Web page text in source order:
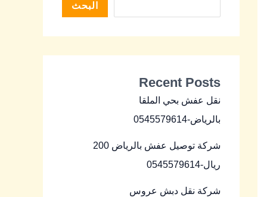
البحث
Recent Posts
نقل عفش بحي الملقا
بالرياض-0545579614
شركة توصيل عفش بالرياض 200
ريال-0545579614
شركة نقل دبش عروس